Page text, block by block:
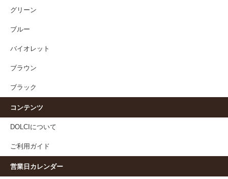
グリーン
ブルー
バイオレット
ブラウン
ブラック
コンテンツ
DOLCIについて
ご利用ガイド
営業日カレンダー